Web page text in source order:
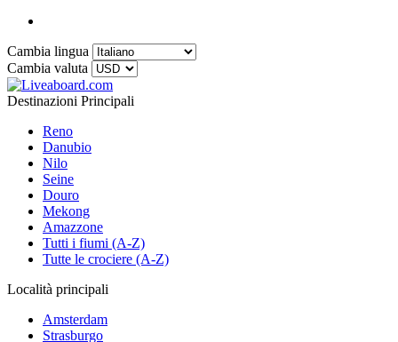
Cambia lingua
Cambia valuta
Destinazioni Principali
Reno
Danubio
Nilo
Seine
Douro
Mekong
Amazzone
Tutti i fiumi (A-Z)
Tutte le crociere (A-Z)
Località principali
Amsterdam
Strasburgo